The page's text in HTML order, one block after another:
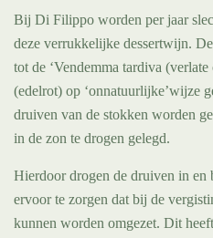
Bij Di Filippo worden per jaar
deze verrukkelijke dessertwijn.
tot de ‘Vendemma tardiva
(edelrot) op ‘onnatuurlijke’wijze
druiven van de stokken worden
in de zon te drogen gelegd.
Hierdoor drogen de druiven in
ervoor te zorgen dat bij de
kunnen worden omgezet. Dit